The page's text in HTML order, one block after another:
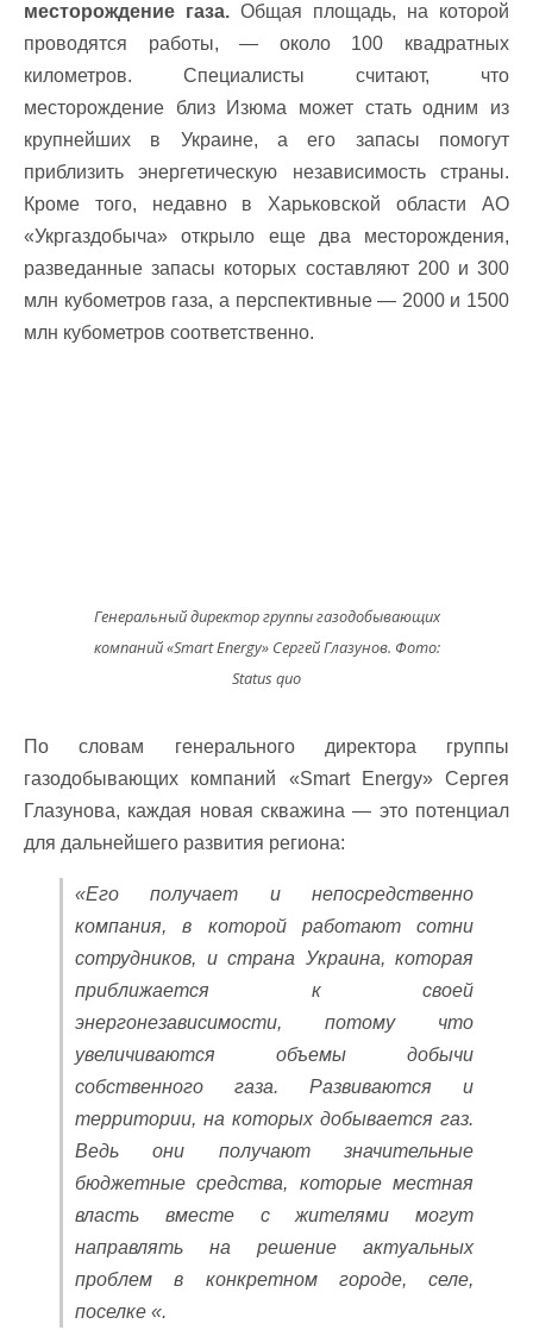
месторождение газа. Общая площадь, на которой
проводятся работы, — около 100 квадратных
километров. Специалисты считают, что
месторождение близ Изюма может стать одним из
крупнейших в Украине, а его запасы помогут
приблизить энергетическую независимость страны.
Кроме того, недавно в Харьковской области АО
«Укргаздобыча» открыло еще два месторождения,
разведанные запасы которых составляют 200 и 300
млн кубометров газа, а перспективные — 2000 и 1500
млн кубометров соответственно.
Генеральный директор группы газодобывающих
компаний «Smart Energy» Сергей Глазунов. Фото:
Status quo
По словам генерального директора группы
газодобывающих компаний «Smart Energy» Сергея
Глазунова, каждая новая скважина — это потенциал
для дальнейшего развития региона:
«Его получает и непосредственно
компания, в которой работают сотни
сотрудников, и страна Украина, которая
приближается к своей
энергонезависимости, потому что
увеличиваются объемы добычи
собственного газа. Развиваются и
территории, на которых добывается газ.
Ведь они получают значительные
бюджетные средства, которые местная
власть вместе с жителями могут
направлять на решение актуальных
проблем в конкретном городе, селе,
поселке «.